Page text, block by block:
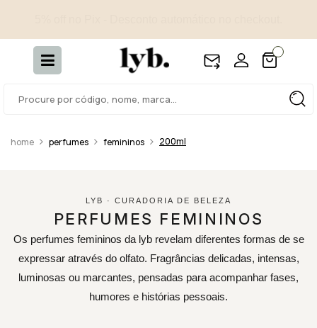
perfumes femininos 200ml
LYB · CURADORIA DE BELEZA
PERFUMES FEMININOS
Os perfumes femininos da lyb revelam diferentes formas de se
expressar através do olfato. Fragrâncias delicadas, intensas,
luminosas ou marcantes, pensadas para acompanhar fases,
humores e histórias pessoais.